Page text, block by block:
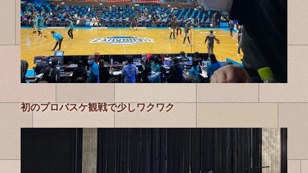
初のプロバスケ観戦で少しワクワク